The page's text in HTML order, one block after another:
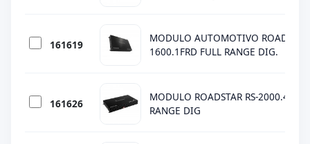
161619
MODULO AUTOMOTIVO ROADSTAR
1600.1FRD FULL RANGE DIG.
161626
MODULO ROADSTAR RS-2000.4FRD
RANGE DIG